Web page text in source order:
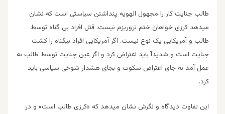
طالب جنایت کار را مجهول الهویه پنداشتن سیاستی است که نشان
میدهد کرزی خواهان ختم تروریزم نیست. قتل افراد بی گناه توسط
طالب و آمریکایی یک نوع نیست. اگر آمریکایی افراد بیگناه را کشت
جنایت است و شدیدآ باید اعتراض کرد و اگر عین جنایت توسط طالب به
عمل آمد به جای اعتراض سکوت و بجای هشدار شوخی سیاسی باید
کرد.
این تفاوت دیدگاه و نگرش نشان میدهد که «کرزی طالب است» و در